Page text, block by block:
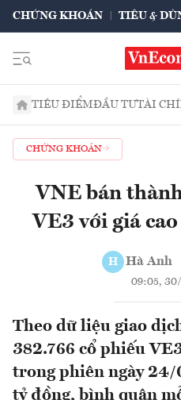
CHỨNG KHOÁN TIÊU &
TIÊU ĐIỂMĐẦU TƯTÀI
CHỨNG KHOÁN
VNE bán
VE3 với giá
H Hà Anh
09:05,
Theo dữ liệu giao
382.766 cổ phiếu
trong phiên ngày
tỷ đồng, bình quân